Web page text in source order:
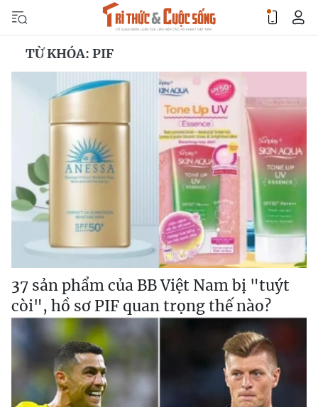
TỪ KHÓA: PIF
37 sản phẩm của BB Việt Nam bị "tuýt
còi", hồ sơ PIF quan trọng thế nào?